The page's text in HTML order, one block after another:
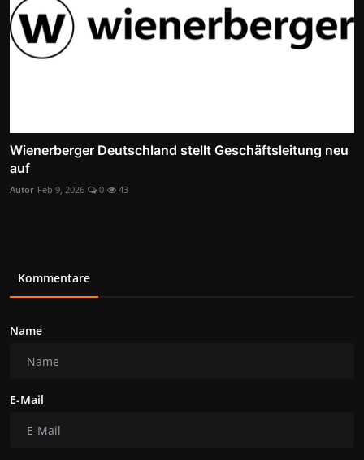
Wienerberger Deutschland stellt Geschäftsleitung neu
auf
Autor Feb 9, 2026 0 43
Kommentare
Name
E-Mail